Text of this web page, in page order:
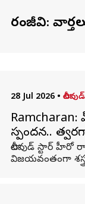
చిరంజీవి:
28 Jul 2026 • టాలీవుడ్
స్పందన..
టాలీవుడ్ స్టార్ హీరో
విజయవంతంగా